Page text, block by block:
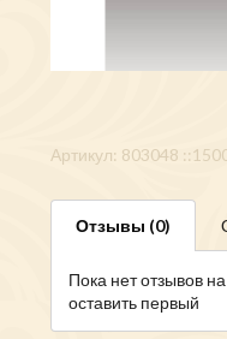
Артикул: 803048
Отзывы (0)
Пока нет отзывов
оставить первый